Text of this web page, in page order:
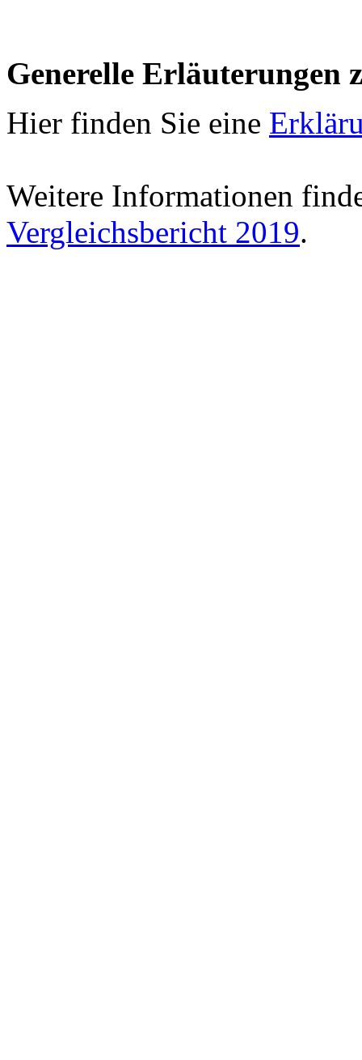
Generelle Erläuterungen
Hier finden Sie eine
Weitere Informationen
Vergleichsbericht 2019.